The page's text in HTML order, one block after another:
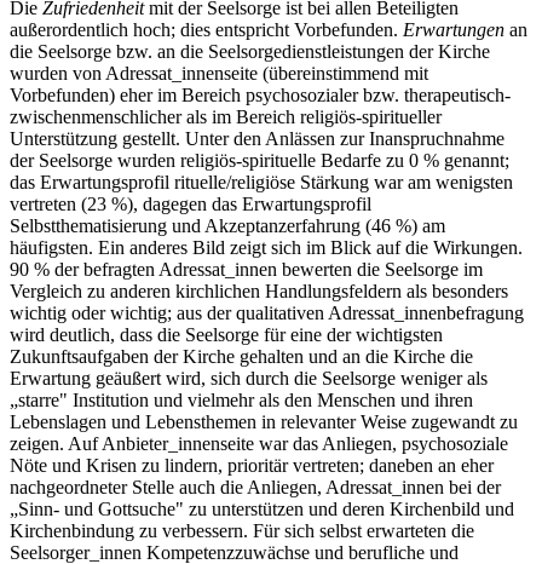
Die Zufriedenheitmit der Seelsorge ist bei allen Beteiligten
außerordentlich hoch; dies entspricht Vorbefunden. Erwartungen an
die Seelsorge bzw. an die Seelsorgedienstleistungen der Kirche
wurden von Adressat_innenseite (übereinstimmend mit
Vorbefunden) eher im Bereich psychosozialer bzw. therapeutisch-
zwischenmenschlicher als im Bereich religiös-spiritueller
Unterstützung gestellt. Unter den Anlässen zur Inanspruchnahme
der Seelsorge wurden religiös-spirituelle Bedarfe zu 0 % genannt;
das Erwartungsprofil rituelle/religiöse Stärkung war am wenigsten
vertreten (23 %), dagegen das Erwartungsprofil
Selbstthematisierung und Akzeptanzerfahrung (46 %) am
häufigsten. Ein anderes Bild zeigt sich im Blick auf die Wirkungen.
90 % der befragten Adressat_innen bewerten die Seelsorge im
Vergleich zu anderen kirchlichen Handlungsfeldern als besonders
wichtig oder wichtig; aus der qualitativen Adressat_innenbefragung
wird deutlich, dass die Seelsorge für eine der wichtigsten
Zukunftsaufgaben der Kirche gehalten und an die Kirche die
Erwartung geäußert wird, sich durch die Seelsorge weniger als
„starre" Institution und vielmehr als den Menschen und ihren
Lebenslagen und Lebensthemen in relevanter Weise zugewandt zu
zeigen. Auf Anbieter_innenseite war das Anliegen, psychosoziale
Nöte und Krisen zu lindern, prioritär vertreten; daneben an eher
nachgeordneter Stelle auch die Anliegen, Adressat_innen bei der
„Sinn- und Gottsuche" zu unterstützen und deren Kirchenbild und
Kirchenbindung zu verbessern. Für sich selbst erwarteten die
Seelsorger_innen Kompetenzzuwächse und berufliche und